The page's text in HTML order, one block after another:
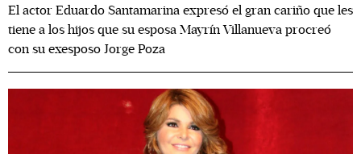
El actor Eduardo Santamarina expresó el gran cariño que les
tiene a los hijos que su esposa Mayrín Villanueva procreó
con su exesposo Jorge Poza